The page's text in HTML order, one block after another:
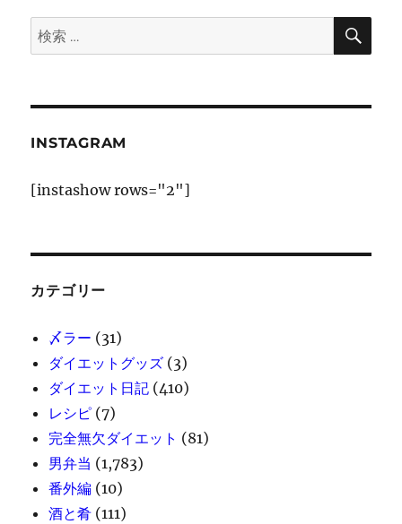
ン
検
索:
検
INSTAGRAM
[instashow rows="2"]
カテゴリー
〆ラー (31)
ダイエットグッズ (3)
ダイエット日記 (410)
レシピ (7)
完全無欠ダイエット (81)
男弁当 (1,783)
番外編 (10)
酒と肴 (111)